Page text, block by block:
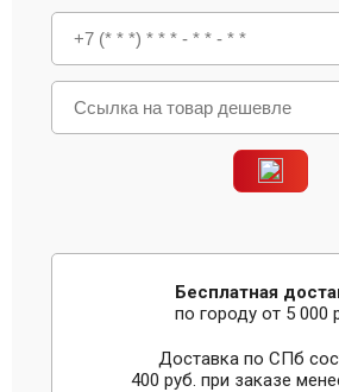
Бесплатная
по городу от 5 000
Доставка по СПб
400 руб. при заказе